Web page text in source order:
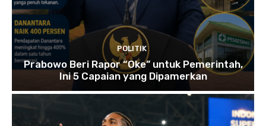
POLITIK
Prabowo Beri Rapor “Oke” untuk Pemerintah,
Ini 5 Capaian yang Dipamerkan